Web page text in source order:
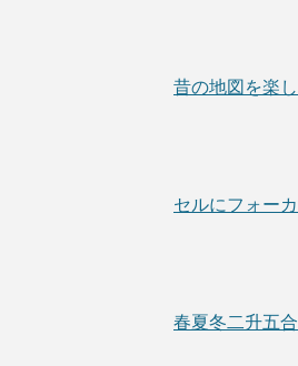
昔の地図を楽
セルにフォー
春夏冬二升五合